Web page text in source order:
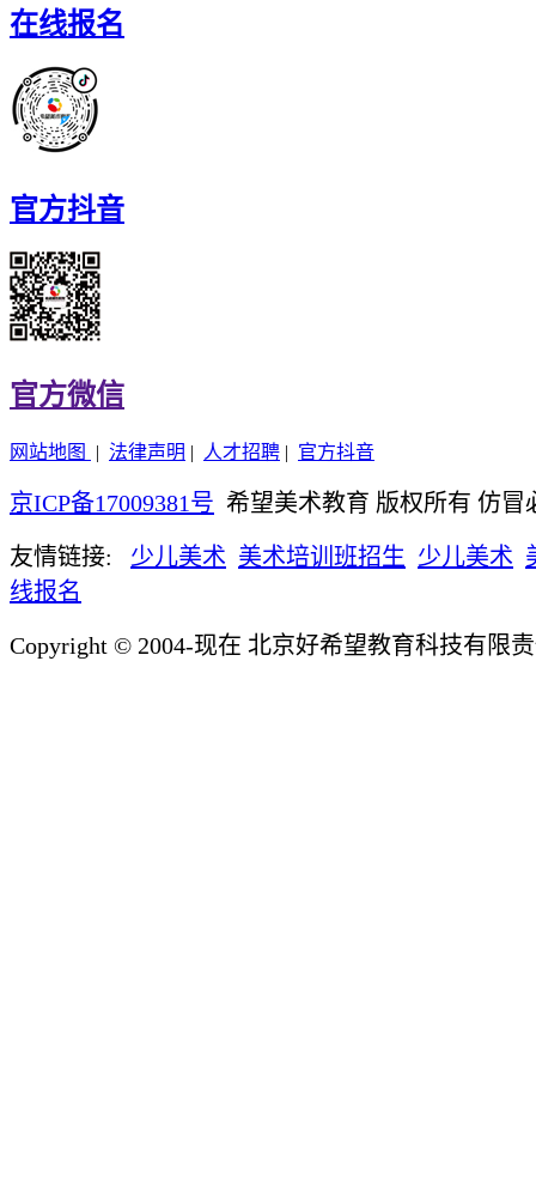
在线报名
官方抖音
官方微信
网站地图 | 法律声明 | 人才招聘 | 官方抖音
京ICP备17009381号 希望美术教育 版权所有 仿冒
友情链接: 少儿美术 美术培训班招生 少儿美术
线报名
Copyright © 2004-现在 北京好希望教育科技有限